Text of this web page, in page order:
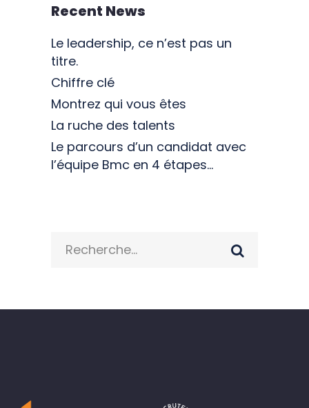
Recent News
Le leadership, ce n’est pas un
titre.
Chiffre clé
Montrez qui vous êtes
La ruche des talents
Le parcours d’un candidat avec
l’équipe Bmc en 4 étapes…
for: